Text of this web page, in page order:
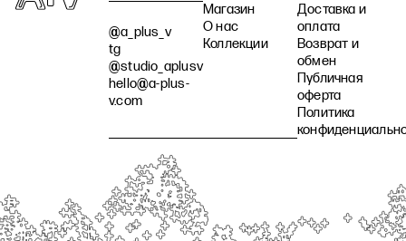
@a_plus_v
tg
@studio_aplusv
hello@a-plus-
v.com
Магазин
О нас
Коллекции
Доставка и
оплата
Возврат и
обмен
Публичная
оферта
Политика